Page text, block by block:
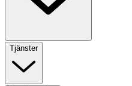
Tjänster